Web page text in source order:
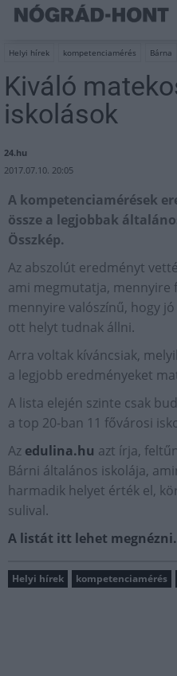
Helyi hírek kompetenciamérés Bárna
Kiváló
iskolások
24.hu
2017.07.10. 20:05
A kompetenciamérések
össze a legjobbak
Összkép.
Az abszolút eredményt
ami megmutatja, mennyire
mennyire valószínű, hogy
ott helyt tudnak állni.
Arra voltak kíváncsiak,
a legjobb eredményeket
A lista elején szinte csak
a top 20-ban 11 fővárosi
Az edulina.hu azt írja,
Bárni általános iskolája,
harmadik helyet érték el,
sulival.
A listát itt lehet megnézni.
Helyi hírek kompetenciamérés